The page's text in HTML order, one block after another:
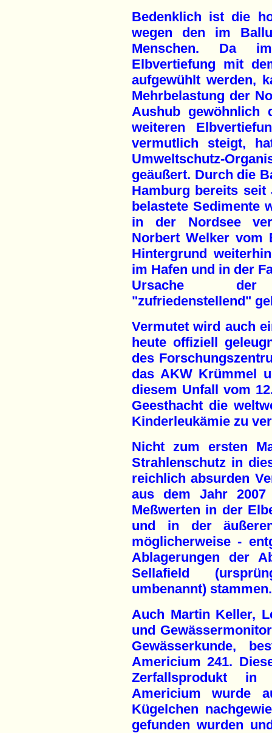
Bedenklich ist die
wegen den im
Menschen. Da
Elbvertiefung mit
aufgewühlt werden,
Mehrbelastung der
Aushub gewöhnlich
weiteren
vermutlich steigt,
Umweltschutz-
geäußert. Durch die
Hamburg bereits
belastete Sedimente
in der Nordsee
Norbert Welker vom
Hintergrund
im Hafen und in der
Ursache der
"zufriedenstellend"
Vermutet wird auch
heute offiziell
des
das AKW Krümmel
diesem Unfall vom
Geesthacht die
Kinderleukämie zu
Nicht zum ersten
Strahlenschutz in
reichlich absurden
aus dem Jahr
Meßwerten in der
und in der
möglicherweise -
Ablagerungen der
Sellafield
umbenannt) stammen.
Auch Martin Keller,
und
Gewässerkunde,
Americium 241.
Zerfallsprodukt in
Americium wurde
Kügelchen
gefunden wurden